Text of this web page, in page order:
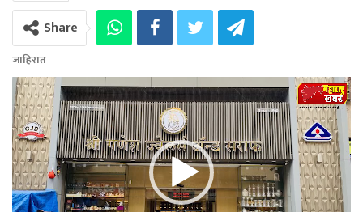
Share
जाहिरात
Video
Player